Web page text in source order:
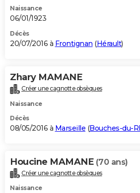
Naissance
06/01/1923
Décès
20/07/2016 à Frontignan (Hérault)
Zhary MAMANE
Créer une cagnotte obsèques
Naissance
Décès
08/05/2016 à Marseille (Bouches-du-
Houcine MAMANE (70 ans)
Créer une cagnotte obsèques
Naissance